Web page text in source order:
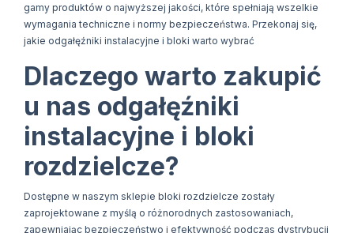
gamy produktów o najwyższej jakości, które spełniają wszelkie
wymagania techniczne i normy bezpieczeństwa. Przekonaj się,
jakie odgałęźniki instalacyjne i bloki warto wybrać
Dlaczego warto zakupić
u nas odgałęźniki
instalacyjne i bloki
rozdzielcze?
Dostępne w naszym sklepie bloki rozdzielcze zostały
zaprojektowane z myślą o różnorodnych zastosowaniach,
zapewniając bezpieczeństwo i efektywność podczas dystrybucji